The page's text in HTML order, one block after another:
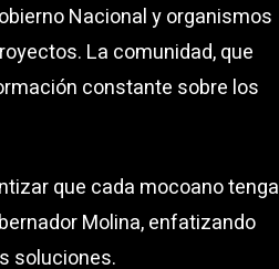
Nacional y organismos
La comunidad, que
constante sobre los
que cada mocoano tenga
Molina, enfatizando
soluciones.